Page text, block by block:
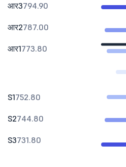
आर3794.90
आर2787.00
आर1773.80
S1752.80
S2744.80
S3731.80